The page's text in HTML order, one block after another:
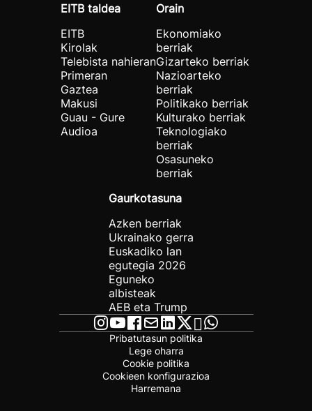
EITB taldea
EITB
Kirolak
Telebista nahieran
Primeran
Gaztea
Makusi
Guau - Gure
Audioa
Orain
Ekonomiako
berriak
Gizarteko berriak
Nazioarteko
berriak
Politikako berriak
Kulturako berriak
Teknologiako
berriak
Osasuneko
berriak
Gaurkotasuna
Azken berriak
Ukrainako gerra
Euskadiko lan
egutegia 2026
Eguneko
albisteak
AEB eta Trump
Pribatutasun politika
Lege oharra
Cookie politika
Cookieen konfigurazioa
Harremana